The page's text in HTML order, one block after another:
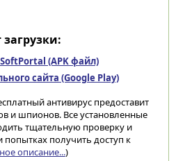
(APK файл)
сайта (Google Play)
антивирус предоставит
и шпионов. Все установленные
тщательную проверку и
попытках получить доступ к
описание...)